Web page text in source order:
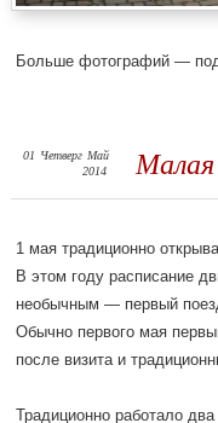
Больше фотографий —
01 Четверг Май
2014
1 мая традиционно
В этом году расписание
необычным — первый
Обычно первого мая
после визита и
Традиционно работало